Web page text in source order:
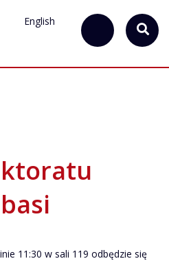
English
11:30 w sali 119 odbędzie się